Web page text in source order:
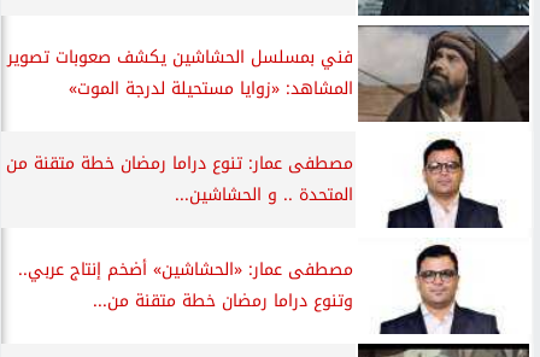
فني بمسلسل الحشاشين يكشف صعوبات تصوير
المشاهد: «زوايا مستحيلة لدرجة الموت»
مصطفى عمار: تنوع دراما رمضان خطة متقنة من
المتحدة .. و الحشاشين...
مصطفى عمار: «الحشاشين» أضخم إنتاج عربي..
وتنوع دراما رمضان خطة متقنة من...